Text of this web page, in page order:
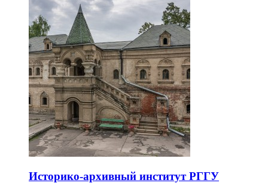
Историко-архивный институт РГГУ